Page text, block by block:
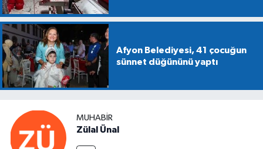
Afyon Belediyesi, 41 çocuğun
sünnet düğününü yaptı
MUHABIR
Zülal Ünal